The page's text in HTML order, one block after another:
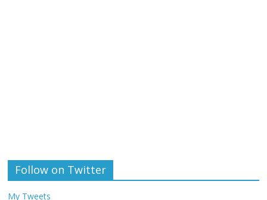
Follow on Twitter
My Tweets